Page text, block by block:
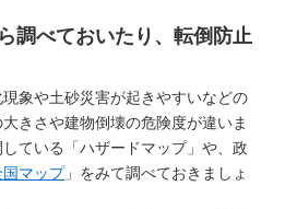
調べておいたり、転倒防止
象や土砂災害が起きやすいなどの
きさや建物倒壊の危険度が違いま
ている「ハザードマップ」や、政
マップ」をみて調べておきましょ